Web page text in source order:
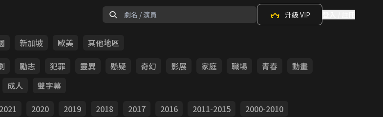
升級 VIP
新加坡 歐美
其他地區
勵志 犯罪 靈異 懸疑 奇幻 影展 家庭 職場 青春
動畫
成人
雙字幕
2021 2020 2019 2018 2017 2016 2011-2015
2000-2010